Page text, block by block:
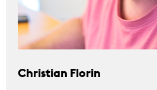
Christian Florin